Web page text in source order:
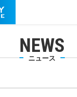
NEWS
ニュース